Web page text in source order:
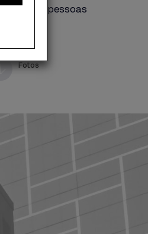
vida das pessoas
Fotos